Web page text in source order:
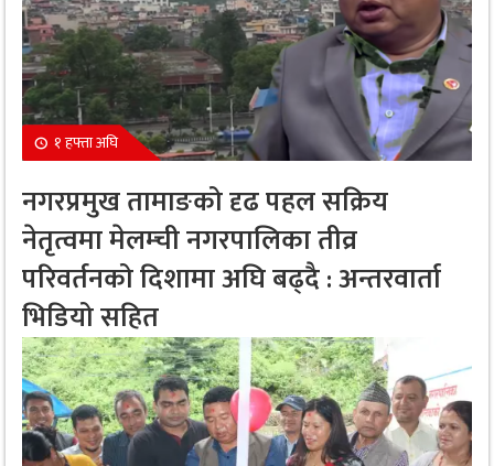
१ हफ्ता अघि
नगरप्रमुख तामाङको दृढ पहल सक्रिय
नेतृत्वमा मेलम्ची नगरपालिका तीव्र
परिवर्तनको दिशामा अघि बढ्दै : अन्तरवार्ता
भिडियो सहित